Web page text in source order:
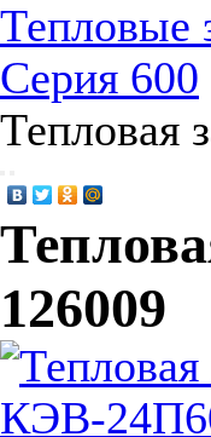
Тепловые
Серия 600
Тепловая
126009